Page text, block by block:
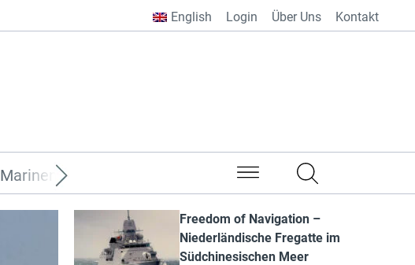
English Login Über Uns Kontakt
Marinen aus aller Welt
Freedom of Navigation –
Niederländische Fregatte im
Südchinesischen Meer